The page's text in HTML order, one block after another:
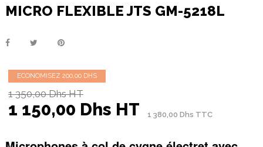
MICRO FLEXIBLE JTS GM-5218L
ECONOMISEZ 200,00 DHS
1 350,00 Dhs HT
1 150,00 Dhs HT 1 380,00 Dhs TTC